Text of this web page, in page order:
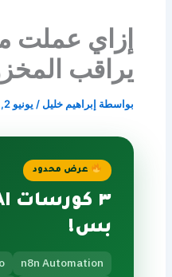
إزاي عملت
يراقب
بواسطة إبراهيم خليل / يونيو 2, 2025
عرض محدود
٣ كورسات AI + ٧ بونصات =
بس!
n8n Automation